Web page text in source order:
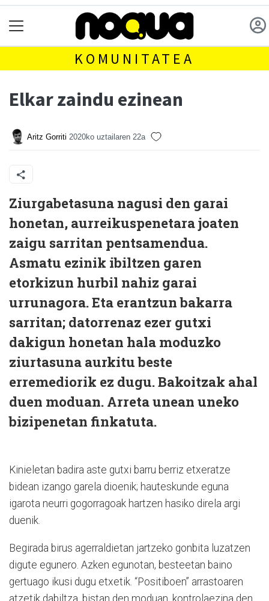
KOMUNITATEA
Elkar zaindu ezinean
Aritz Gorriti 2020ko uztailaren 22a
Ziurgabetasuna nagusi den garai
honetan, aurreikuspenetara joaten
zaigu sarritan pentsamendua.
Asmatu ezinik ibiltzen garen
etorkizun hurbil nahiz garai
urrunagora. Eta erantzun bakarra
sarritan; datorrenaz ezer gutxi
dakigun honetan hala moduzko
ziurtasuna aurkitu beste
erremediorik ez dugu. Bakoitzak ahal
duen moduan. Arreta unean uneko
bizipenetan finkatuta.
Kinieletan badira aste gutxi barru berriz etxeratze
bidean izango garela dioenik; hauteskunde eguna
igarota neurri gogorragoak hartzen hasiko direla argi
duenik.
Begirada birus agerraldietan jartzeko gonbita luzatzen
digute egunero. Azken egunotan, besteetan baino
gertuago ikusi dugu etxetik. “Positiboen” arrastoaren
atzetik dabiltza, bistan den moduan, kontrolaezina den